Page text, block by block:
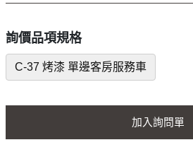
詢價品項規格
C-37 烤漆 單邊客房服務車
加入詢問單